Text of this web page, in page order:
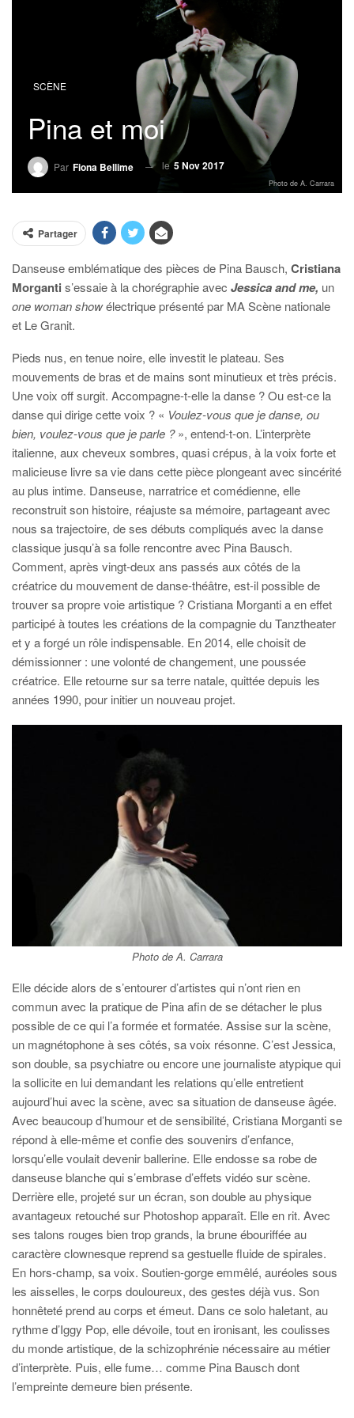
SCÈNE
Pina et moi
Par Fiona Bellime le5 Nov 2017
Photo de A. Carrara
Partager
Danseuse emblématique des pièces de Pina Bausch, Cristiana
Morganti s’essaie à la chorégraphie avec Jessicaandme, un
one woman showélectrique présenté par MA Scène nationale
et Le Granit.
Pieds nus, en tenue noire, elle investit le plateau. Ses
mouvements de bras et de mains sont minutieux et très précis.
Une voix off surgit. Accompagne-t-elle la danse ? Ou est-ce la
danse qui dirige cette voix ? « Voulez-vous que je danse, ou
bien, voulez-vous que je parle ?», entend-t-on. L’interprète
italienne, aux cheveux sombres, quasi crépus, à la voix forte et
malicieuse livre sa vie dans cette pièce plongeant avec sincérité
au plus intime. Danseuse, narratrice et comédienne, elle
reconstruit son histoire, réajuste sa mémoire, partageant avec
nous sa trajectoire, de ses débuts compliqués avec la danse
classique jusqu’à sa folle rencontre avec Pina Bausch.
Comment, après vingt-deux ans passés aux côtés de la
créatrice du mouvement de danse-théâtre, est-il possible de
trouver sa propre voie artistique ? Cristiana Morganti a en effet
participé à toutes les créations de la compagnie du Tanztheater
et y a forgé un rôle indispensable. En 2014, elle choisit de
démissionner : une volonté de changement, une poussée
créatrice. Elle retourne sur sa terre natale, quittée depuis les
années 1990, pour initier un nouveau projet.
Photo de A. Carrara
Elle décide alors de s’entourer d’artistes qui n’ont rien en
commun avec la pratique de Pina afin de se détacher le plus
possible de ce qui l’a formée et formatée. Assise sur la scène,
un magnétophone à ses côtés, sa voix résonne. C’est Jessica,
son double, sa psychiatre ou encore une journaliste atypique qui
la sollicite en lui demandant les relations qu’elle entretient
aujourd’hui avec la scène, avec sa situation de danseuse âgée.
Avec beaucoup d’humour et de sensibilité, Cristiana Morganti se
répond à elle-même et confie des souvenirs d’enfance,
lorsqu’elle voulait devenir ballerine. Elle endosse sa robe de
danseuse blanche qui s’embrase d’effets vidéo sur scène.
Derrière elle, projeté sur un écran, son double au physique
avantageux retouché sur Photoshop apparaît. Elle en rit. Avec
ses talons rouges bien trop grands, la brune ébouriffée au
caractère clownesque reprend sa gestuelle fluide de spirales.
En hors-champ, sa voix. Soutien-gorge emmêlé, auréoles sous
les aisselles, le corps douloureux, des gestes déjà vus. Son
honnêteté prend au corps et émeut. Dans ce solo haletant, au
rythme d’Iggy Pop, elle dévoile, tout en ironisant, les coulisses
du monde artistique, de la schizophrénie nécessaire au métier
d’interprète. Puis, elle fume… comme Pina Bausch dont
l’empreinte demeure bien présente.